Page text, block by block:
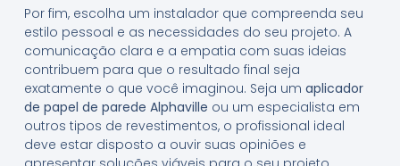
Por fim, escolha um instalador que compreenda seu
estilo pessoal e as necessidades do seu projeto. A
comunicação clara e a empatia com suas ideias
contribuem para que o resultado final seja
exatamente o que você imaginou. Seja um aplicador
de papel de parede Alphaville ou um especialista em
outros tipos de revestimentos, o profissional ideal
deve estar disposto a ouvir suas opiniões e